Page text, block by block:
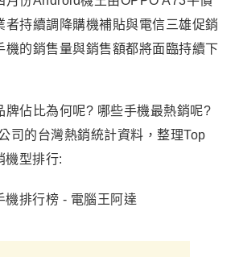
者持續調降購機補貼與電信三雄促銷
機的銷售量與銷售額都將面臨持續下
牌佔比為何呢? 哪些手機最熱銷呢?
司的台灣熱銷統計資料，整理Top
機型排行: